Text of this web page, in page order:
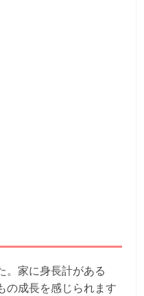
。家に身長計がある
の成長を感じられます